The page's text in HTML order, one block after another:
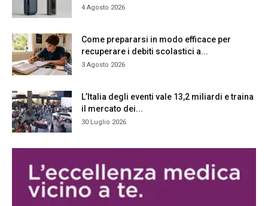
4 Agosto 2026
Come prepararsi in modo efficace per
recuperare i debiti scolastici a...
3 Agosto 2026
L’Italia degli eventi vale 13,2 miliardi e traina
il mercato dei...
30 Luglio 2026